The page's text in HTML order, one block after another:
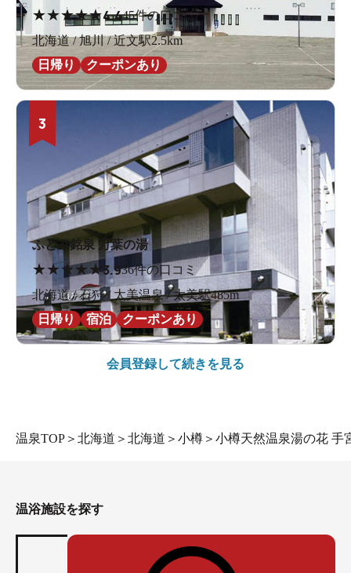
★★★★★4.445件の口コミ
北海道 / 旭川 / 近文駅2.5km
日帰り
クーポンあり
3
ふとみ銘泉 万葉の湯
★★★★ ★3.936件の口コミ
北海道 / 石狩 / 太美温泉 / 太美駅485m
日帰り
宿泊 クーポンあり
会員登録して続きを見る
温泉TOP ＞ 北海道 ＞ 北海道 ＞ 小樽 ＞ 小樽天然温泉湯の花 手
温浴施設を探す